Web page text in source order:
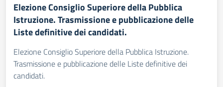
Elezione Consiglio Superiore della Pubblica
Istruzione. Trasmissione e pubblicazione delle
Liste definitive dei candidati.
Elezione Consiglio Superiore della Pubblica Istruzione.
Trasmissione e pubblicazione delle Liste definitive dei
candidati.